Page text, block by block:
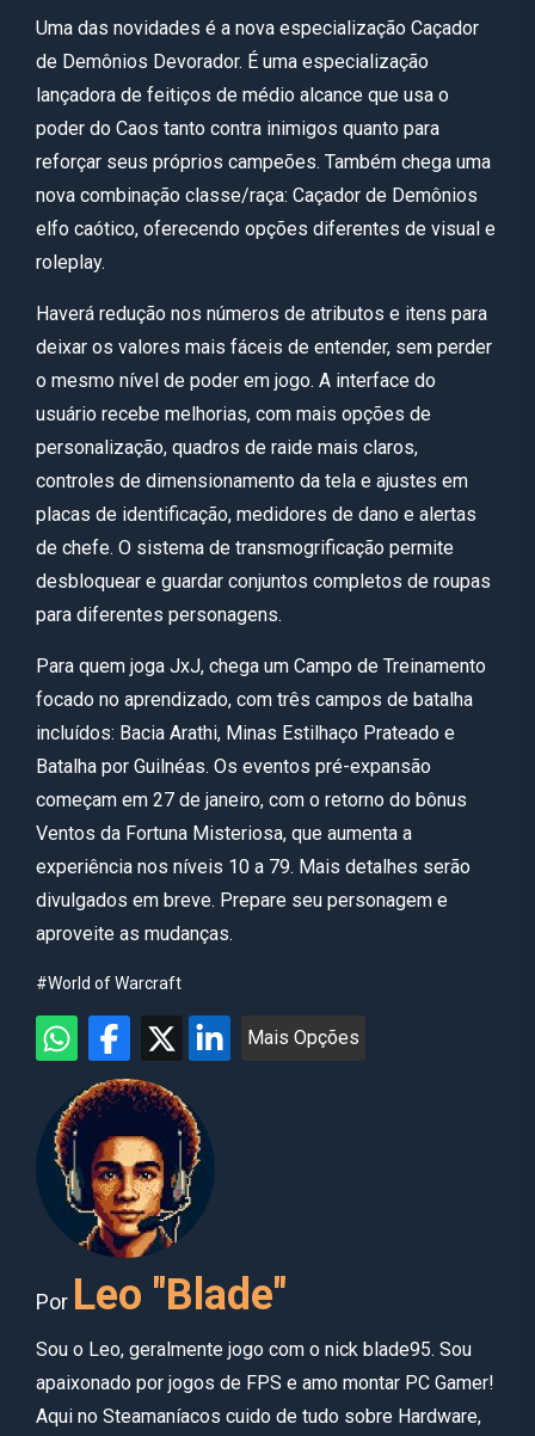
Uma das novidades é a nova especialização Caçador
de Demônios Devorador. É uma especialização
lançadora de feitiços de médio alcance que usa o
poder do Caos tanto contra inimigos quanto para
reforçar seus próprios campeões. Também chega uma
nova combinação classe/raça: Caçador de Demônios
elfo caótico, oferecendo opções diferentes de visual e
roleplay.
Haverá redução nos números de atributos e itens para
deixar os valores mais fáceis de entender, sem perder
o mesmo nível de poder em jogo. A interface do
usuário recebe melhorias, com mais opções de
personalização, quadros de raide mais claros,
controles de dimensionamento da tela e ajustes em
placas de identificação, medidores de dano e alertas
de chefe. O sistema de transmogrificação permite
desbloquear e guardar conjuntos completos de roupas
para diferentes personagens.
Para quem joga JxJ, chega um Campo de Treinamento
focado no aprendizado, com três campos de batalha
incluídos: Bacia Arathi, Minas Estilhaço Prateado e
Batalha por Guilnéas. Os eventos pré-expansão
começam em 27 de janeiro, com o retorno do bônus
Ventos da Fortuna Misteriosa, que aumenta a
experiência nos níveis 10 a 79. Mais detalhes serão
divulgados em breve. Prepare seu personagem e
aproveite as mudanças.
#World of Warcraft
Mais Opções
Por Leo "Blade"
Sou o Leo, geralmente jogo com o nick blade95. Sou
apaixonado por jogos de FPS e amo montar PC Gamer!
Aqui no Steamaníacos cuido de tudo sobre Hardware,